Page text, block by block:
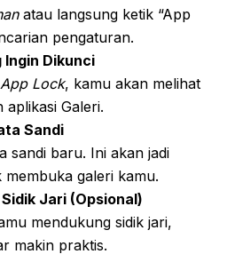
atau langsung ketik “App
pengaturan.
Ingin Dikunci
App Lock, kamu akan melihat
aplikasi Galeri.
Sandi
sandi baru. Ini akan jadi
galeri kamu.
Jari (Opsional)
mendukung sidik jari,
makin praktis.